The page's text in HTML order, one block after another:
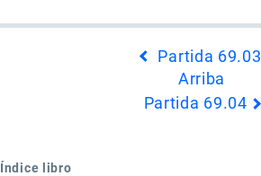
Partida 69.03
Arriba
Partida 69.04
Índice libro